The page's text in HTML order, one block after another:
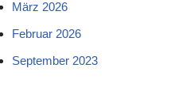
März 2026
Februar 2026
September 2023